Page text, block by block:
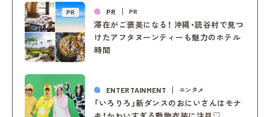
PR PR PR
滞在がご褒美になる！ 沖縄・読谷村で見つ
けたアフタヌーンティーも魅力のホテル
時間
ENTERTAINMENT エンタメ
「いろりろ」新ダンスのおにいさんはモナ